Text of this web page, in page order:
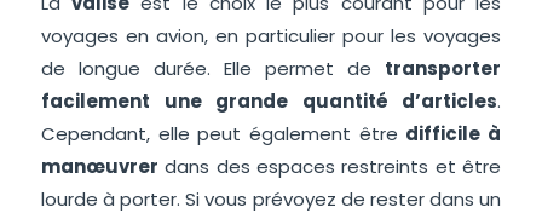
voyages en avion, en particulier pour les voyages
de longue durée. Elle permet de transporter
facilement une grande quantité d’articles.
Cependant, elle peut également être difficile à
manœuvrer dans des espaces restreints et être
lourde à porter. Si vous prévoyez de rester dans un